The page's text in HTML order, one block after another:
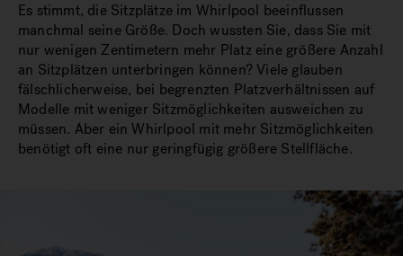
Es stimmt, die Sitzplätze im Whirlpool beeinflussen
manchmal seine Größe. Doch wussten Sie, dass Sie mit
nur wenigen Zentimetern mehr Platz eine größere Anzahl
an Sitzplätzen unterbringen können? Viele glauben
fälschlicherweise, bei begrenzten Platzverhältnissen auf
Modelle mit weniger Sitzmöglichkeiten ausweichen zu
müssen. Aber ein Whirlpool mit mehr Sitzmöglichkeiten
benötigt oft eine nur geringfügig größere Stellfläche.